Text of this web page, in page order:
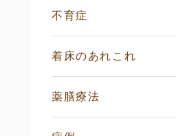
不育症
着床のあれこれ
薬膳療法